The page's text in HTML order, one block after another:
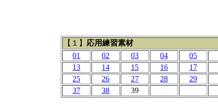
【１】 応用練習素材
01
02 03 04
05
13
14 15 16
17
25
26 27 28
29
37
38 39